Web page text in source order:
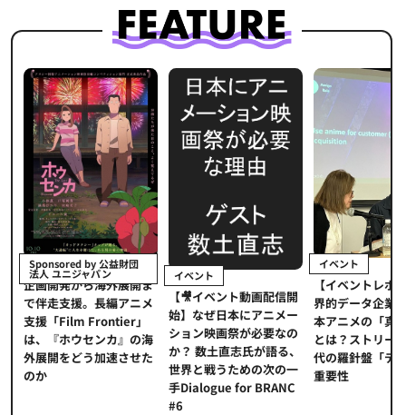
Sponsored by 公益財団
法人 ユニジャパン
企画開発から海外展開ま
で伴走支援。長編アニメ
支援「Film Frontier」
は、『ホウセンカ』の海
外展開をどう加速させた
のか
イベント
【🎥イベント動画配信開
始】なぜ日本にアニメー
ション映画祭が必要なの
か？ 数土直志氏が語る、
世界と戦うための次の一
手Dialogue for BRANC
#6
イベント
【イベントレポ
界的データ企業
本アニメの「真
とは？ストリー
代の羅針盤「デ
重要性